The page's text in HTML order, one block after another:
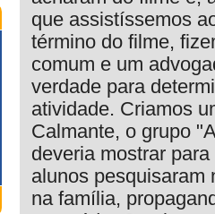
que assistíssemos
término do filme,
comum e um
verdade para
atividade. Criamos
Calmante, o grupo
deveria mostrar
alunos pesquisaram
na família,